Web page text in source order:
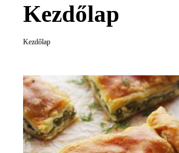
Kezdőlap
Kezdőlap